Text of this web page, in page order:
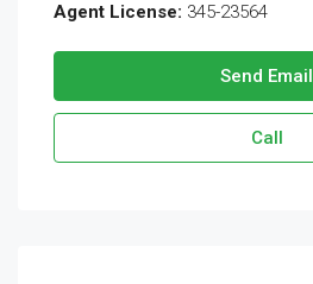
Agent License: 345-23564
Send Email
Call